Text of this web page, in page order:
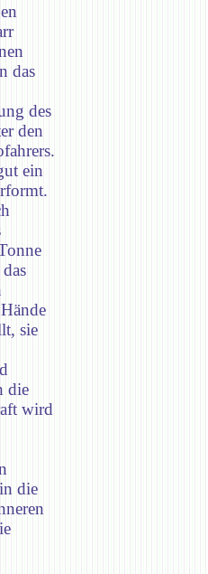
das
des
den
ein
sie
die
wird
die